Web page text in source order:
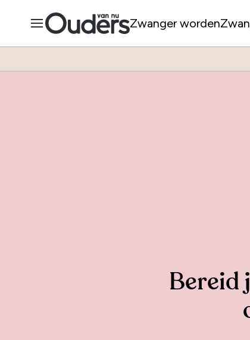
Zwanger worden
Bereid